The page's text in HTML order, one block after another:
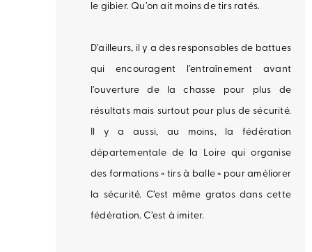
le gibier. Qu’on ait moins de tirs ratés.
D’ailleurs, il y a des responsables de battues
qui encouragent l’entraînement avant
l’ouverture de la chasse pour plus de
résultats mais surtout pour plus de sécurité.
Il y a aussi, au moins, la fédération
départementale de la Loire qui organise
des formations « tirs à balle » pour améliorer
la sécurité. C’est même gratos dans cette
fédération. C’est à imiter.